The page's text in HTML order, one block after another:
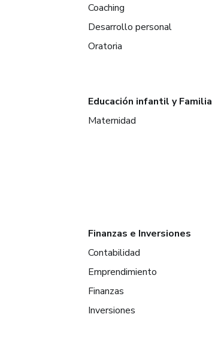
Coaching
Desarrollo personal
Oratoria
Educación infantil y Familia
Maternidad
Finanzas e Inversiones
Contabilidad
Emprendimiento
Finanzas
Inversiones